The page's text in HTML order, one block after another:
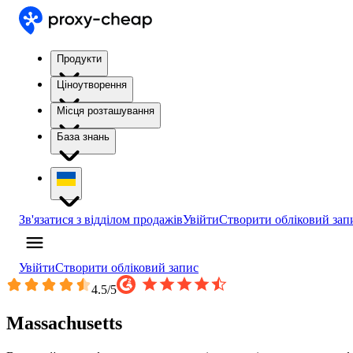
Продукти
Ціноутворення
Місця розташування
База знань
Зв'язатися з відділом продажівУвійтиСтворити обліковий
УвійтиСтворити обліковий запис
4.5/5
Massachusetts